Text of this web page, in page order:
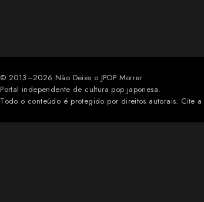
© 2013–2026 Não Deixe o JPOP Morrer
Portal independente de cultura pop japonesa.
Todo o conteúdo é protegido por direitos autorais. Cite